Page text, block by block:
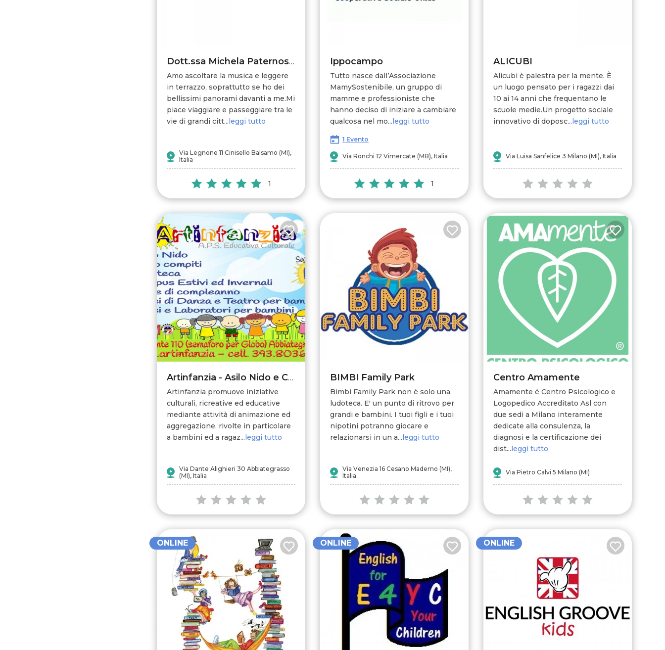
Dott.ssa Michela Paternoster
Amo ascoltare la musica e leggere
in terrazzo, soprattutto se ho dei
bellissimi panorami davanti a me.Mi
piace viaggiare e passeggiare tra le
vie di grandi citt...leggi tutto
Via Legnone 11 Cinisello Balsamo (MI),
Italia
1
Ippocampo
Tutto nasce dall’Associazione
MamySostenibile, un gruppo di
mamme e professioniste che
hanno deciso di iniziare a cambiare
qualcosa nel mo...leggi tutto
1 Evento
Via Ronchi 12 Vimercate (MB), Italia
1
ALICUBI
Alicubi è palestra per la mente. È
un luogo pensato per i ragazzi dai
10 ai 14 anni che frequentano le
scuole medie.Un progetto sociale
innovativo di doposc...leggi tutto
Via Luisa Sanfelice 3 Milano (MI), Italia
Artinfanzia - Asilo Nido e Centro per l'infanzia
Artinfanzia promuove iniziative
culturali, ricreative ed educative
mediante attività di animazione ed
aggregazione, rivolte in particolare
a bambini ed a ragaz...leggi tutto
Via Dante Alighieri 30 Abbiategrasso
(MI), Italia
BIMBI Family Park
Bimbi Family Park non è solo una
ludoteca. E' un punto di ritrovo per
grandi e bambini. I tuoi figli e i tuoi
nipotini potranno giocare e
relazionarsi in un a...leggi tutto
Via Venezia 16 Cesano Maderno (MI),
Italia
Centro Amamente
Amamente é Centro Psicologico e
Logopedico Accreditato Asl con
due sedi a Milano interamente
dedicate alla consulenza, la
diagnosi e la certificazione dei
dist...leggi tutto
Via Pietro Calvi 5 Milano (MI)
ONLINE ONLINE ONLINE